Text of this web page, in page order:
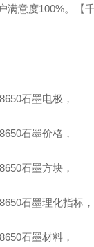
满意度100%。
石墨电极，
石墨价格，
石墨方块，
石墨理化指标，
石墨材料，